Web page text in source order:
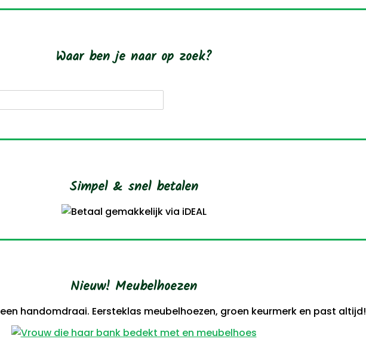
Waar ben je naar op zoek?
Simpel & snel betalen
Nieuw! Meubelhoezen
handomdraai. Eersteklas meubelhoezen, groen keurmerk en past altijd!